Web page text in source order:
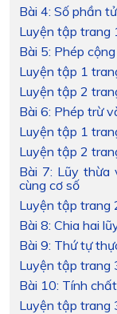
Bài 4: Số phần
Luyện tập trang
Bài 5: Phép
Luyện tập 1
Luyện tập 2
Bài 6: Phép trừ
Luyện tập 1
Luyện tập 2
Bài 7: Lũy thừa
cùng cơ số
Luyện tập trang
Bài 8: Chia hai
Bài 9: Thứ tự
Luyện tập trang
Bài 10: Tính
Luyện tập trang